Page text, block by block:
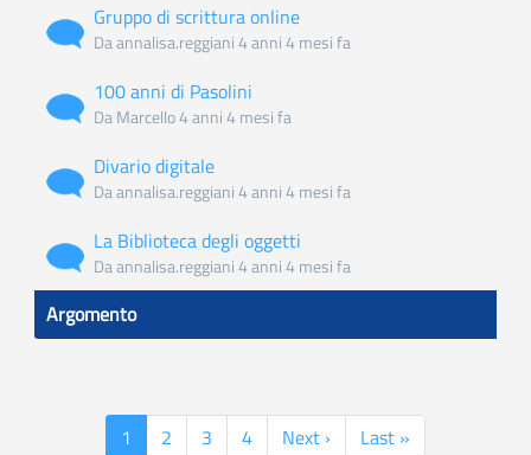
Discussione
normale
Gruppo di scrittura online
Daannalisa.reggiani 4 anni 4 mesi fa
Discussione
normale
100 anni di Pasolini
Da Marcello4 anni 4 mesi fa
Discussione
normale
Divario digitale
Daannalisa.reggiani 4 anni 4 mesi fa
Discussione
normale
La Biblioteca degli oggetti
Daannalisa.reggiani 4 anni 4 mesi fa
Argomento
Paginazione
Pagina
1 Page
2 Page
3 Page
4
Pagina
Next ›
Ultima
Last »